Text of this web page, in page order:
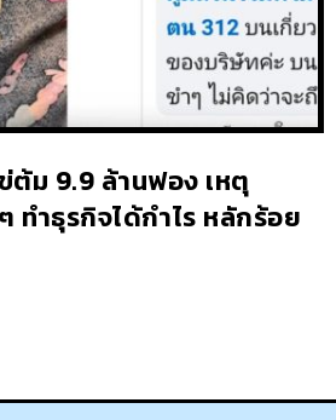
ต้ม 9.9 ล้านฟอง เหตุ
ทำธุรกิจได้กำไร หลักร้อย